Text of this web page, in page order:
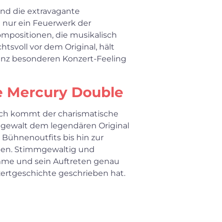
die extravagante
nur ein Feuerwerk der
die musikalisch
vor dem Original, hält
besonderen Konzert-Feeling
Mercury Double
kommt der charismatische
dem legendären Original
Bühnenoutfits bis hin zur
Stimmgewaltig und
und sein Auftreten genau
geschrieben hat.
Search for:
×